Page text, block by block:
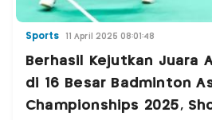
Sports 11 April 2025 08:01:48
Berhasil Kejutkan Juara
di 16 Besar Badminton
Championships 2025,